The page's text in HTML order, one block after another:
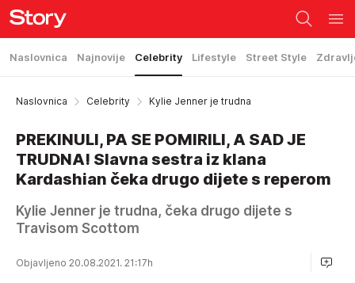
Naslovnica Najnovije Celebrity Lifestyle Street Style
Naslovnica Celebrity Kylie Jenner je trudna
PREKINULI, PA SE POMIRILI, A SAD JE
TRUDNA! Slavna sestra iz klana
Kardashian čeka drugo dijete s reperom
Kylie Jenner je trudna, čeka drugo dijete s
Travisom Scottom
Objavljeno 20.08.2021. 21:17h